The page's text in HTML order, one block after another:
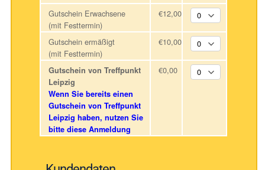
Gutschein Erwachsene
(mit Festtermin)
€12,00
Gutschein ermäßigt
(mit Festtermin)
€10,00
Gutschein von Treffpunkt
Leipzig
Wenn Sie bereits einen
Gutschein von Treffpunkt
Leipzig haben, nutzen Sie
bitte diese Anmeldung
€0,00